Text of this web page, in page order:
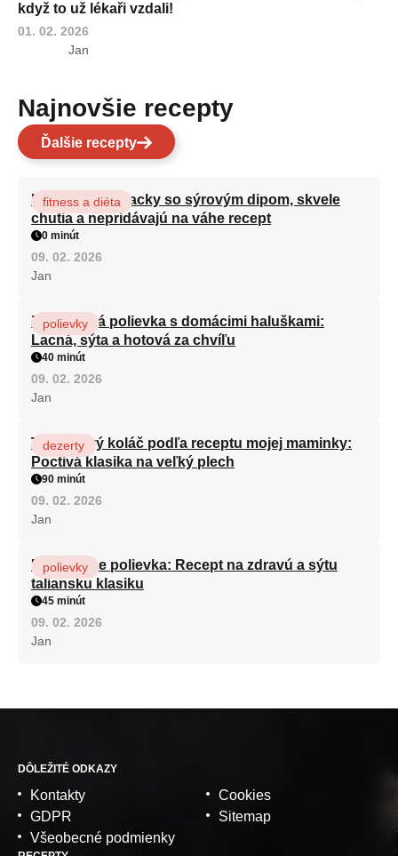
když to už lékaři vzdali!
01. 02. 2026
Jan
Najnovšie recepty
Ďalšie recepty
Brokolicové placky so sýrovým dipom, skvele
chutia a nepridávajú na váhe recept
fitness a diéta
0 minút
09. 02. 2026
Jan
Zeleninová polievka s domácimi haluškami:
Lacná, sýta a hotová za chvíľu
polievky
40 minút
09. 02. 2026
Jan
Tvarohový koláč podľa receptu mojej maminky:
Poctivá klasika na veľký plech
dezerty
90 minút
09. 02. 2026
Jan
Minestrone polievka: Recept na zdravú a sýtu
taliansku klasiku
polievky
45 minút
09. 02. 2026
Jan
DÔLEŽITÉ ODKAZY
Kontakty
GDPR
Všeobecné podmienky
Cookies
Sitemap